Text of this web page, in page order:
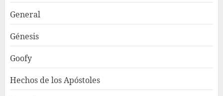
General
Génesis
Goofy
Hechos de los Apóstoles